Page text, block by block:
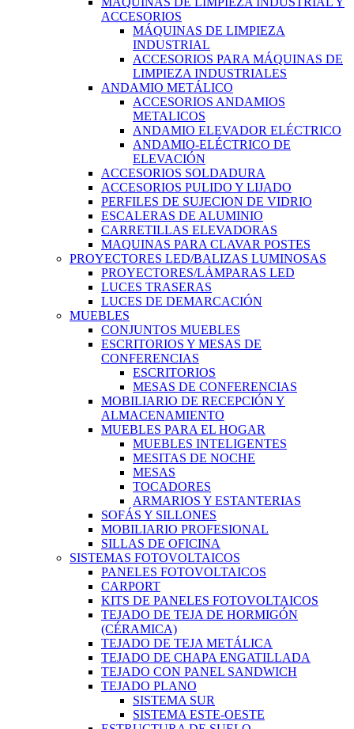
ACCESORIOS
MÁQUINAS DE LIMPIEZA
INDUSTRIAL
ACCESORIOS PARA MÁQUINAS DE
LIMPIEZA INDUSTRIALES
ANDAMIO METÁLICO
ACCESORIOS ANDAMIOS
METALICOS
ANDAMIO ELEVADOR ELÉCTRICO
ANDAMIO-ELÉCTRICO DE
ELEVACIÓN
ACCESORIOS SOLDADURA
ACCESORIOS PULIDO Y LIJADO
PERFILES DE SUJECION DE VIDRIO
ESCALERAS DE ALUMINIO
CARRETILLAS ELEVADORAS
MAQUINAS PARA CLAVAR POSTES
PROYECTORES LED/BALIZAS LUMINOSAS
PROYECTORES/LÁMPARAS LED
LUCES TRASERAS
LUCES DE DEMARCACIÓN
MUEBLES
CONJUNTOS MUEBLES
ESCRITORIOS Y MESAS DE
CONFERENCIAS
ESCRITORIOS
MESAS DE CONFERENCIAS
MOBILIARIO DE RECEPCIÓN Y
ALMACENAMIENTO
MUEBLES PARA EL HOGAR
MUEBLES INTELIGENTES
MESITAS DE NOCHE
MESAS
TOCADORES
ARMARIOS Y ESTANTERIAS
SOFÁS Y SILLONES
MOBILIARIO PROFESIONAL
SILLAS DE OFICINA
SISTEMAS FOTOVOLTAICOS
PANELES FOTOVOLTAICOS
CARPORT
KITS DE PANELES FOTOVOLTAICOS
TEJADO DE TEJA DE HORMIGÓN
(CÉRAMICA)
TEJADO DE TEJA METÁLICA
TEJADO DE CHAPA ENGATILLADA
TEJADO CON PANEL SANDWICH
TEJADO PLANO
SISTEMA SUR
SISTEMA ESTE-OESTE